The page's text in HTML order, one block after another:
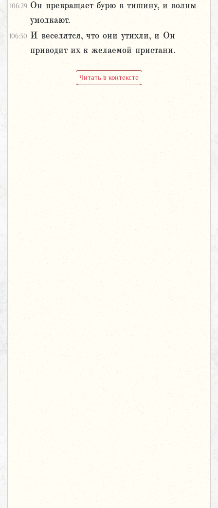
106:29 Он превращает бурю в тишину, и волны
умолкают.
106:30 И веселятся, что они утихли, и Он
приводит их к желаемой пристани.
Читать в контексте